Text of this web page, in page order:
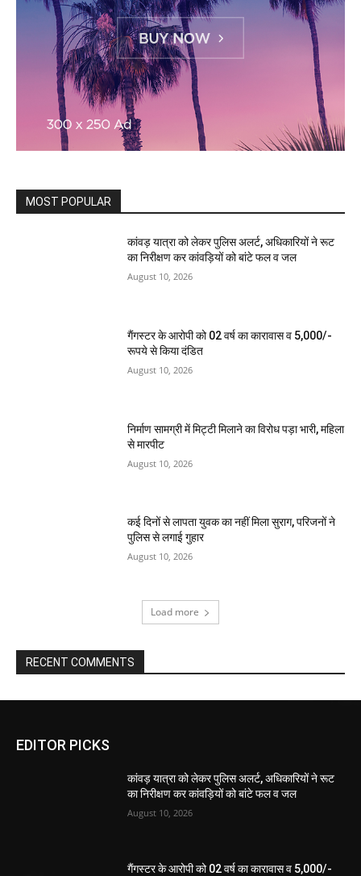
MOST POPULAR
कांवड़ यात्रा को लेकर पुलिस अलर्ट, अधिकारियों ने रूट
का निरीक्षण कर कांवड़ियों को बांटे फल व जल
August 10, 2026
गैंगस्टर के आरोपी को 02 वर्ष का कारावास व 5,000/-
रूपये से किया दंडित
August 10, 2026
निर्माण सामग्री में मिट्टी मिलाने का विरोध पड़ा भारी, महिला
से मारपीट
August 10, 2026
कई दिनों से लापता युवक का नहीं मिला सुराग, परिजनों ने
पुलिस से लगाई गुहार
August 10, 2026
Load more
RECENT COMMENTS
EDITOR PICKS
कांवड़ यात्रा को लेकर पुलिस अलर्ट, अधिकारियों ने रूट
का निरीक्षण कर कांवड़ियों को बांटे फल व जल
August 10, 2026
गैंगस्टर के आरोपी को 02 वर्ष का कारावास व 5,000/-